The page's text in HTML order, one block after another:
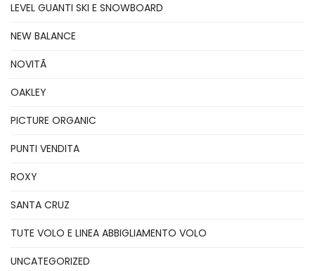
LEVEL GUANTI SKI E SNOWBOARD
NEW BALANCE
NOVITÃ
OAKLEY
PICTURE ORGANIC
PUNTI VENDITA
ROXY
SANTA CRUZ
TUTE VOLO E LINEA ABBIGLIAMENTO VOLO
UNCATEGORIZED